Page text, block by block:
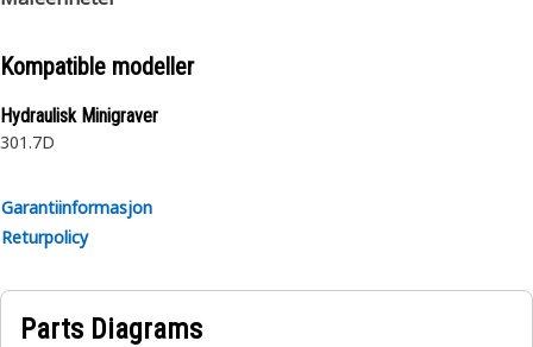
Kompatible modeller
Hydraulisk Minigraver
301.7D
Garantiinformasjon
Returpolicy
Parts Diagrams